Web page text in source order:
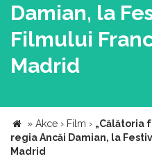
Damian, la
Filmului
Madrid
» Akce › Film › „Călătoria
regia Ancăi Damian, la
Madrid